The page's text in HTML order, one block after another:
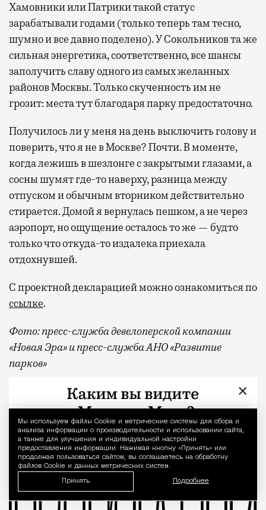
Уведомление
Мы используем файлы Сookie и метрические системы для сбора и
анализа информации о производительности и использовании сайта,
а также для улучшения и индивидуальной настройки
предоставления информации. Нажимая кнопку «Принять» или
продолжая пользоваться сайтом, вы соглашаетесь на обработку
файлов Cookie и данных метрических систем.
Принять Подробнее
Хамовники или Патрики такой статус
зарабатывали годами (только теперь там тесно,
шумно и все давно поделено). У Сокольников та же
сильная энергетика, соответственно, все шансы
заполучить славу одного из самых желанных
районов Москвы. Только скученность им не
грозит: места тут благодаря парку предостаточно.
Получилось ли у меня на день выключить голову и
поверить, что я не в Москве? Почти. В моменте,
когда лежишь в шезлонге с закрытыми глазами, а
сосны шумят где-то наверху, разница между
отпуском и обычным вторником действительно
стирается. Домой я вернулась пешком, а не через
аэропорт, но ощущение осталось то же — будто
только что откуда-то издалека приехала
отдохнувшей.
С проектной декларацией можно ознакомиться по
ссылке.
Фото:пресс-служба девелоперской компании
«Новая Эра» и пресс-служба АНО «Развитие
парков»
Отпуск в этом году у меня кочует: сначала
квартал «КОД Сокольники»
×